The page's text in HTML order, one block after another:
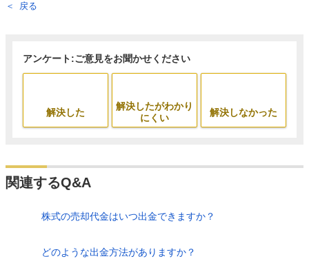
戻る
アンケート:ご意見をお聞かせください
解決した
解決したがわかり
にくい
解決しなかった
関連するQ&A
株式の売却代金はいつ出金できますか？
どのような出金方法がありますか？